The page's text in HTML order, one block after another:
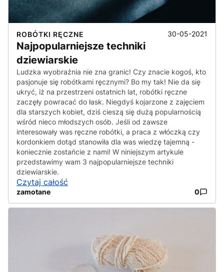
ROBÓTKI RĘCZNE 30-05-2021
Najpopularniejsze techniki
dziewiarskie
Ludzka wyobraźnia nie zna granic! Czy znacie kogoś, kto
pasjonuje się robótkami ręcznymi? Bo my tak! Nie da się
ukryć, iż na przestrzeni ostatnich lat, robótki ręczne
zaczęły powracać do łask. Niegdyś kojarzone z zajęciem
dla starszych kobiet, dziś cieszą się dużą popularnością
wśród nieco młodszych osób. Jeśli od zawsze
interesowały was ręczne robótki, a praca z włóczką czy
kordonkiem dotąd stanowiła dla was wiedzę tajemną -
koniecznie zostańcie z nami! W niniejszym artykule
przedstawimy wam 3 najpopularniejsze techniki
dziewiarskie.
Czytaj całość
zamotane 0